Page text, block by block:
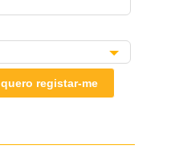
registar-me